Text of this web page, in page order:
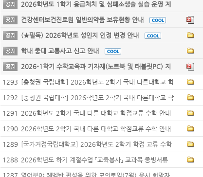
2026학년도 1학기 응급처치 및 심폐소생술 실습 운영 계
건강센터보건진료원 일반의약품 보유현황 안내
(★필독) 2026학년도 성인지 인정 변경 안내
학내 중대 교통사고 신고 안내
2026-1학기 수학교육과 기자재(노트북 및 태블릿PC) 지
원 프로그램 신청 안내
1293 [충청권 국립대학] 2026학년도 2학기 국내 다른대학교 학
점 교류 수학 안내(2차)
1292 [충청권 국립대학] 2026학년도 2학기 국내 다른대학교 학
점 교류 수학 안내(1차)
1291
2026학년도 2학기 국내 다른 대학교 학점교류 수학 안내
(3차)
1290 2026학년도 2학기 국내 다른 대학교 학점교류 수학 안내
(2차)
1289 [국가거점국립대학교] 2026학년도 2학기 학점 교류 수학
안내(3차)
1288 2026학년도 하기 계절수업 「교육봉사」 교과목 증빙서류
제출 안내
1287 영어분야 레벨반 편성을 위한 모의토익(7월) 응시 희망자